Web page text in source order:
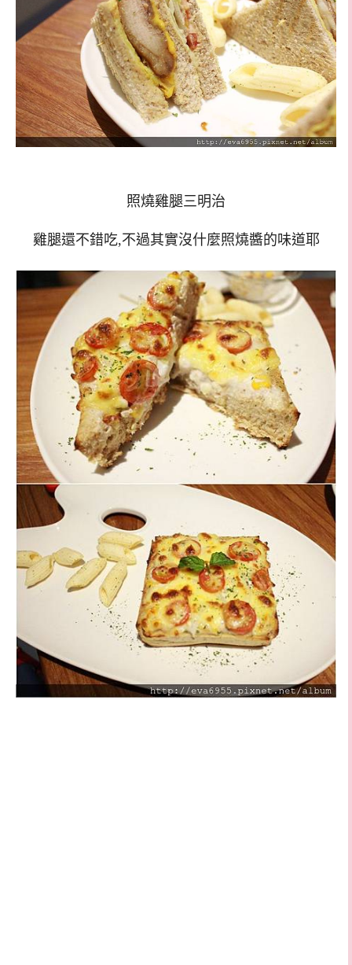
照燒雞腿三明治
雞腿還不錯吃,不過其實沒什麼照燒醬的味道耶